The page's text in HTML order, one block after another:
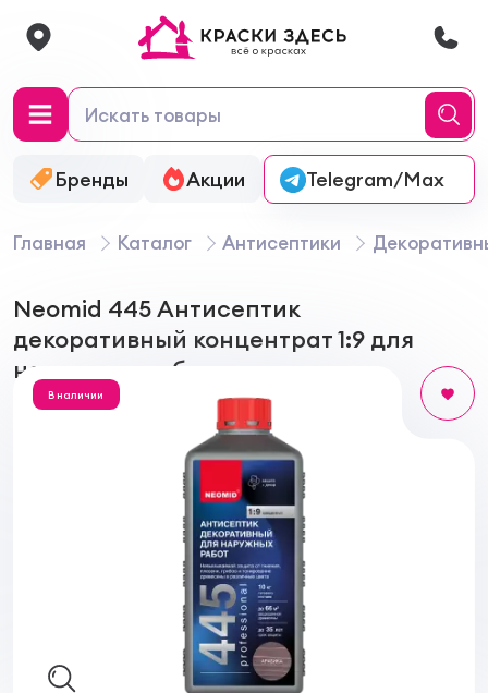
Бренды Акции Онлайн-колеровка
Telegram/Max
Главная Каталог Антисептики
Neomid 445 Антисептик
декоративный концентрат 1:9 для
наружных работ
В наличии